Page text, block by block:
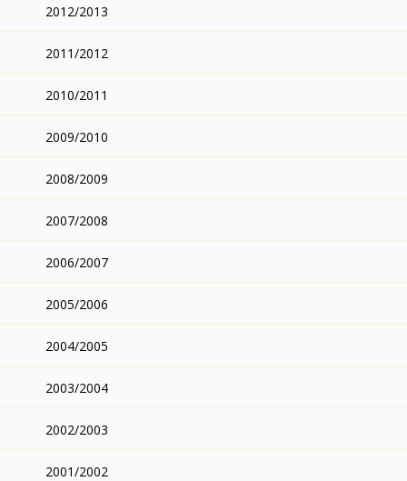
2012/2013
2011/2012
2010/2011
2009/2010
2008/2009
2007/2008
2006/2007
2005/2006
2004/2005
2003/2004
2002/2003
2001/2002